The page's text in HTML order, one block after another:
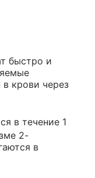
быстро и
крови через
в течение 1
2-
в